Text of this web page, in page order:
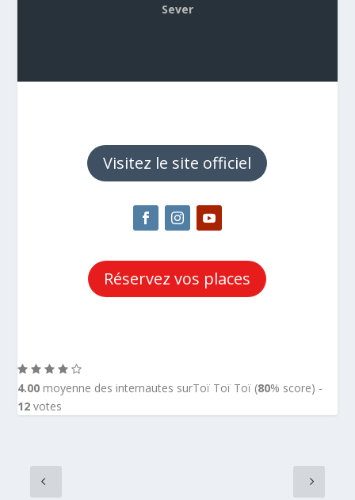
Sever
Visitez le site officiel
Réservez vos places
4.00 moyenne des internautes surToï Toï Toï (80% score) -
12 votes